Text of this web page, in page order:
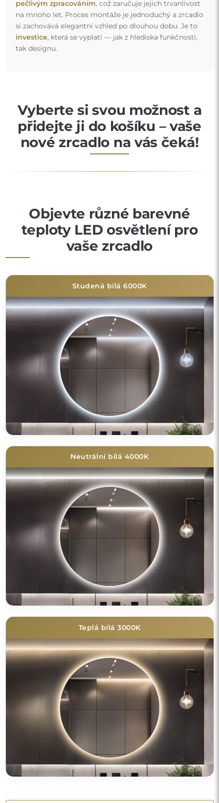
pečlivým zpracováním, což zaručuje jejich trvanlivost
na mnoho let. Proces montáže je jednoduchý a zrcadlo
si zachovává elegantní vzhled po dlouhou dobu. Je to
investice, která se vyplatí — jak z hlediska funkčnosti,
tak designu.
Vyberte si svou možnost a
přidejte ji do košíku – vaše
nové zrcadlo na vás čeká!
Objevte různé barevné
teploty LED osvětlení pro
vaše zrcadlo
Studená bílá 6000K
Neutrální bílá 4000K
Teplá bílá 3000K